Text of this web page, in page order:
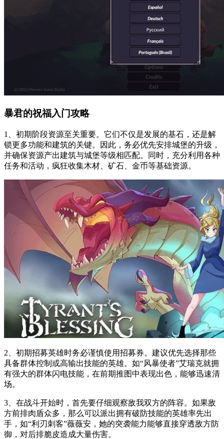
暴君的祝福入门攻略
1、初期阶段资源至关重要。它们不仅是发展的基石，还是解
锁更多功能和建筑的关键。因此，务必优先安排城堡的升级，
并确保资源产出建筑与城堡等级相匹配。同时，充分利用各种
任务和活动，疯狂收集木材、矿石、金币等基础资源。
2、初期招募英雄时务必谨慎使用招募券。建议优先选择那些
具备群体控制或高输出技能的英雄。如“风暴使者”艾瑞克就拥
有强大的群体闪电技能，在前期推图中表现出色，能够迅速清
场。
3、在战斗开始时，首先要仔细观察敌我双方的阵容。如果敌
方前排肉盾众多，那么可以派出拥有破防技能的英雄率先出
手，如“利刃刺客”薇薇安，她的突袭能力能够直接穿透敌方防
御，对后排脆皮造成大量伤害。